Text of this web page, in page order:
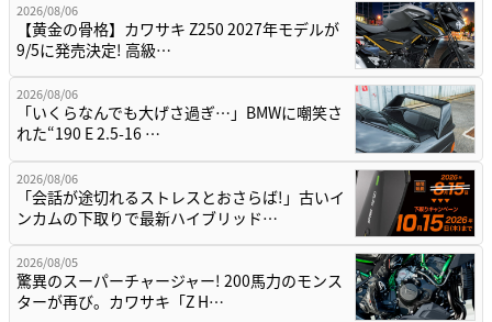
2026/08/06
【黄金の骨格】カワサキ Z250 2027年モデルが
9/5に発売決定! 高級…
2026/08/06
「いくらなんでも大げさ過ぎ…」BMWに嘲笑さ
れた“190 E 2.5-16 …
2026/08/06
「会話が途切れるストレスとおさらば!」古いイ
ンカムの下取りで最新ハイブリッド…
2026/08/05
驚異のスーパーチャージャー! 200馬力のモンス
ターが再び。カワサキ「Z H…